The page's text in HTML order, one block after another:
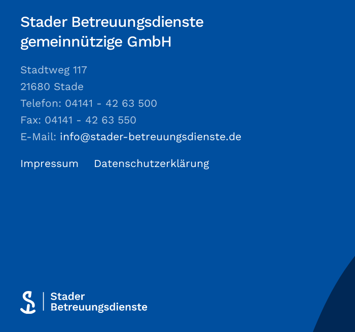
Stader Betreuungsdienste
gemeinnützige GmbH
Stadtweg 117
21680 Stade
Telefon: 04141 - 42 63 500
Fax: 04141 - 42 63 550
E-Mail: info@stader-betreuungsdienste.de
Impressum Datenschutzerklärung